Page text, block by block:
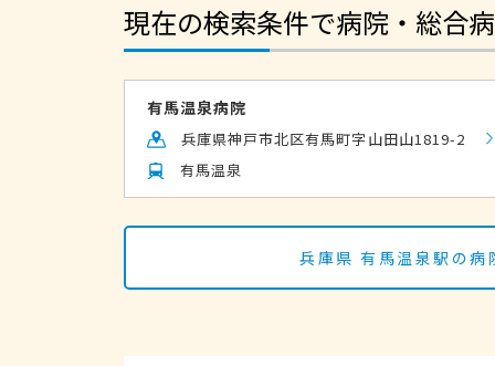
現在の検索条件で病院・総合
有馬温泉病院
兵庫県神戸市北区有馬町字山田山1819-2
有馬温泉
兵庫県 有馬温泉駅の